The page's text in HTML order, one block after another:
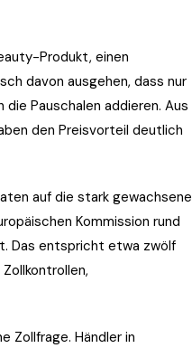
Produkt, einen
davon ausgehen, dass nur
Pauschalen addieren. Aus
den Preisvorteil deutlich
auf die stark gewachsene
Kommission rund
Das entspricht etwa zwölf
Zollfrage. Händler in